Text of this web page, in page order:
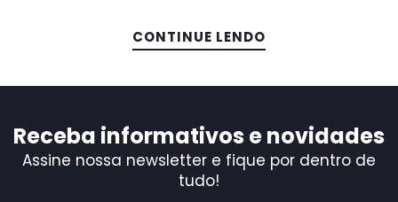
CONTINUE LENDO
Receba informativos e novidades
Assine nossa newsletter e fique por dentro de
tudo!